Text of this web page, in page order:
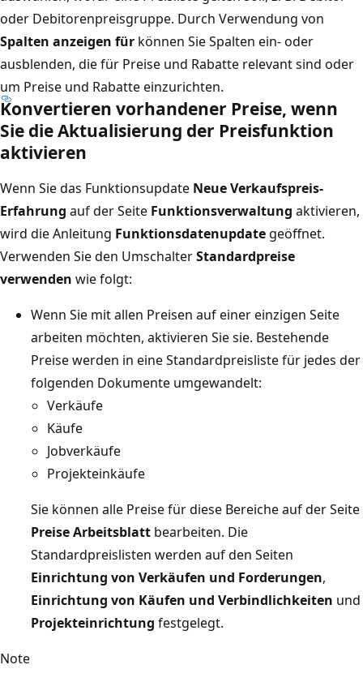
oder Debitorenpreisgruppe. Durch Verwendung von
Spalten anzeigen für können Sie Spalten ein‑ oder
ausblenden, die für Preise und Rabatte relevant sind oder
um Preise und Rabatte einzurichten.
Konvertieren vorhandener Preise, wenn
Sie die Aktualisierung der Preisfunktion
aktivieren
Wenn Sie das Funktionsupdate Neue Verkaufspreis-
Erfahrung auf der Seite Funktionsverwaltung aktivieren,
wird die Anleitung Funktionsdatenupdate geöffnet.
Verwenden Sie den UmschalterStandardpreise
verwenden wie folgt:
Wenn Sie mit allen Preisen auf einer einzigen Seite
arbeiten möchten, aktivieren Sie sie. Bestehende
Preise werden in eine Standardpreisliste für jedes der
folgenden Dokumente umgewandelt:
Verkäufe
Käufe
Jobverkäufe
Projekteinkäufe
Sie können alle Preise für diese Bereiche auf der Seite
Preise Arbeitsblatt bearbeiten. Die
Standardpreislisten werden auf den Seiten
Einrichtung von Verkäufen und Forderungen,
Einrichtung von Käufen und Verbindlichkeiten und
Projekteinrichtung festgelegt.
Note